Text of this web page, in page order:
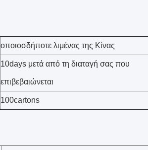
οποιοσδήποτε λιμένας της Κίνας
10days μετά από τη διαταγή σας που
επιβεβαιώνεται
100cartons